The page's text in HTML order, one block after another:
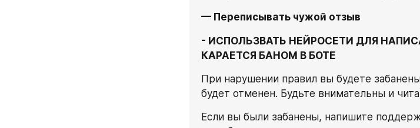
— Переписывать чужой отзыв
- ИСПОЛЬЗВАТЬ НЕЙРОСЕТИ ДЛЯ
КАРАЕТСЯ БАНОМ В БОТЕ
При нарушении правил вы будете
будет отменен. Будьте внимательны и
Если вы были забанены, напишите